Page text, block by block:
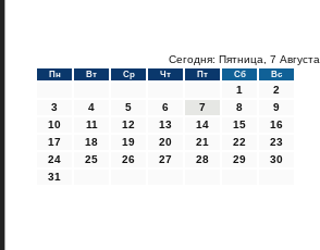
Сегодня: Пятница, 7 Августа
Пн Вт Ср Чт Пт Сб Вс
1
2
3
4 5 6 7 8
9
10
11 12 13 14 15
16
17
18 19 20 21 22
23
24
25 26 27 28 29
30
31